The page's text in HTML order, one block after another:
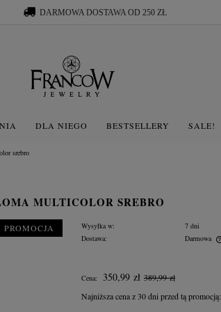
DARMOWA DOSTAWA OD 250 ZŁ
DLA NIEGO BESTSELLERY SALE!
srebro
MULTICOLOR SREBRO
PROMOCJA Wysyłka w:
7 dni
Dostawa:
Darmowa
Cena: 350,99 zł 389,99 zł
Najniższa cena z 30 dni przed tą promocją: